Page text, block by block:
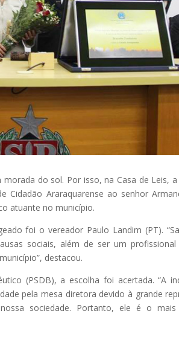
do sol. Por isso, na Casa de Leis,
Araraquarense ao senhor
atuante no município.
foi o vereador Paulo Landim (PT).
sociais, além de ser um profissional
destacou.
(PSDB), a escolha foi acertada. “A
pela mesa diretora devido à grande
sociedade. Portanto, ele é o mais